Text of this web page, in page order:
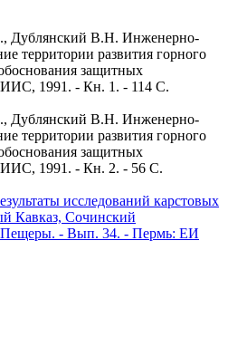
Дублянский В.Н. Инженерно-
территории развития горного
защитных
1991. - Кн. 1. - 114 С.
Дублянский В.Н. Инженерно-
территории развития горного
защитных
1991. - Кн. 2. - 56 С.
исследований карстовых
Кавказ, Сочинский
Пещеры. - Вып. 34. - Пермь: ЕИ